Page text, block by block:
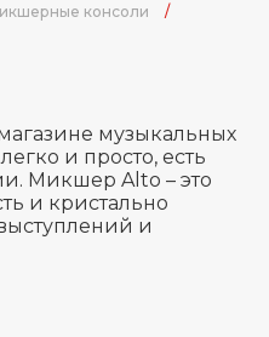
консоли
/
музыкальных
и просто, есть
Микшер Alto – это
и кристально
и